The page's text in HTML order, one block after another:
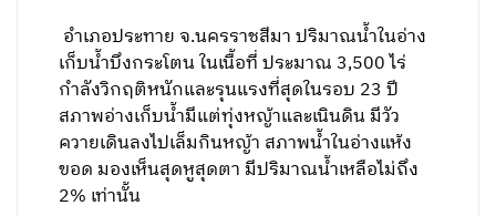
อำเภอประทาย จ.นครราชสีมา ปริมาณน้ำในอ่าง
เก็บน้ำบึงกระโตน ในเนื้อที่ ประมาณ 3,500 ไร่
กำลังวิกฤติหนักและรุนแรงที่สุดในรอบ 23 ปี
สภาพอ่างเก็บน้ำมีแต่ทุ่งหญ้าและเนินดิน มีวัว
ควายเดินลงไปเล็มกินหญ้า สภาพน้ำในอ่างแห้ง
ขอด มองเห็นสุดหูสุดตา มีปริมาณน้ำเหลือไม่ถึง
2% เท่านั้น